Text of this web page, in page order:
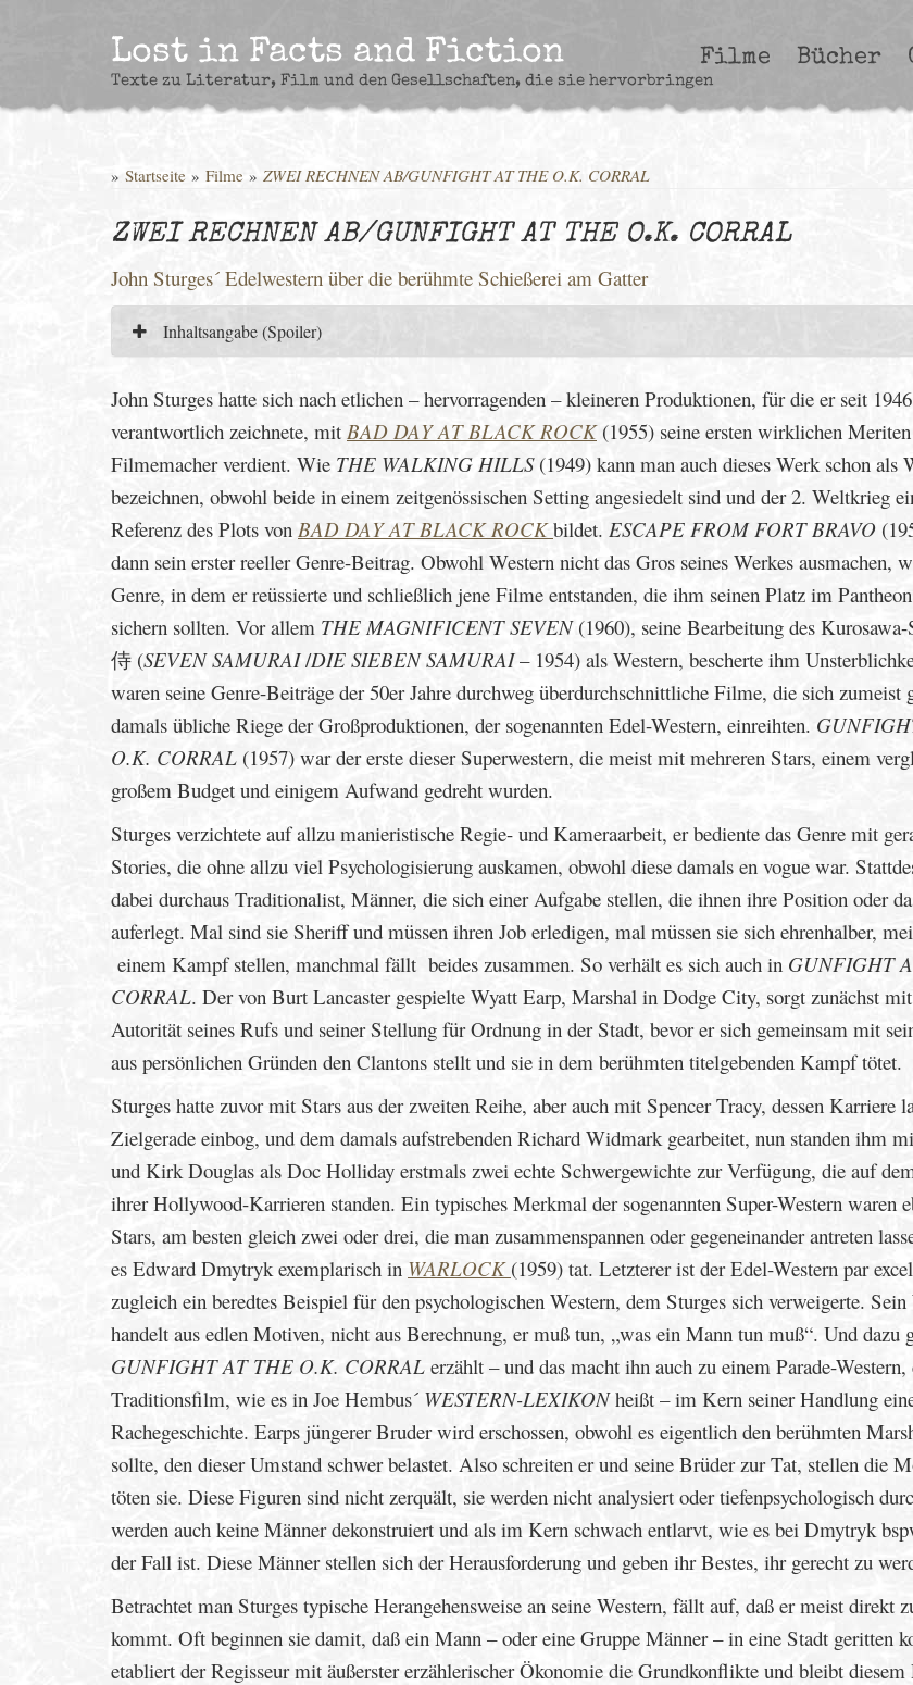
Lost in Facts and Fiction
Texte zu Literatur, Film und den Gesellschaften, die sie hervorbringen
Filme Bücher
» Startseite » Filme » ZWEI RECHNEN AB/GUNFIGHT AT THE O.K. CORRAL
ZWEI RECHNEN AB/GUNFIGHT AT THE O.K. CORRAL
John Sturges´ Edelwestern über die berühmte Schießerei am Gatter
Inhaltsangabe (Spoiler)
John Sturges hatte sich nach etlichen – hervorragenden – kleineren Produktionen, für die er seit
verantwortlich zeichnete, mit BAD DAY AT BLACK ROCK(1955) seine ersten wirklichen
Filmemacher verdient. Wie THE WALKING HILLS(1949) kann man auch dieses Werk schon als
bezeichnen, obwohl beide in einem zeitgenössischen Setting angesiedelt sind und der 2. Weltkrieg
Referenz des Plots von BAD DAY AT BLACK ROCKbildet. ESCAPE FROM FORT BRAVO
dann sein erster reeller Genre-Beitrag. Obwohl Western nicht das Gros seines Werkes ausmachen,
Genre, in dem er reüssierte und schließlich jene Filme entstanden, die ihm seinen Platz im
sichern sollten. Vor allem THE MAGNIFICENT SEVEN(1960), seine Bearbeitung des
侍 (SEVEN SAMURAI/DIE SIEBEN SAMURAI– 1954) als Western, bescherte ihm
waren seine Genre-Beiträge der 50er Jahre durchweg überdurchschnittliche Filme, die sich zumeist
damals übliche Riege der Großproduktionen, der sogenannten Edel-Western, einreihten.
O.K. CORRAL (1957) war der erste dieser Superwestern, die meist mit mehreren Stars, einem
großem Budget und einigem Aufwand gedreht wurden.
Sturges verzichtete auf allzu manieristische Regie- und Kameraarbeit, er bediente das Genre mit
Stories, die ohne allzu viel Psychologisierung auskamen, obwohl diese damals en vogue war.
dabei durchaus Traditionalist, Männer, die sich einer Aufgabe stellen, die ihnen ihre Position oder
auferlegt. Mal sind sie Sheriff und müssen ihren Job erledigen, mal müssen sie sich ehrenhalber,
einem Kampf stellen, manchmal fällt beides zusammen. So verhält es sich auch in GUNFIGHT
CORRAL. Der von Burt Lancaster gespielte Wyatt Earp, Marshal in Dodge City, sorgt zunächst
Autorität seines Rufs und seiner Stellung für Ordnung in der Stadt, bevor er sich gemeinsam mit
aus persönlichen Gründen den Clantons stellt und sie in dem berühmten titelgebenden Kampf tötet.
Sturges hatte zuvor mit Stars aus der zweiten Reihe, aber auch mit Spencer Tracy, dessen Karriere
Zielgerade einbog, und dem damals aufstrebenden Richard Widmark gearbeitet, nun standen ihm
und Kirk Douglas als Doc Holliday erstmals zwei echte Schwergewichte zur Verfügung, die auf
ihrer Hollywood-Karrieren standen. Ein typisches Merkmal der sogenannten Super-Western waren
Stars, am besten gleich zwei oder drei, die man zusammenspannen oder gegeneinander antreten
es Edward Dmytryk exemplarisch in WARLOCK (1959) tat. Letzterer ist der Edel-Western par
zugleich ein beredtes Beispiel für den psychologischen Western, dem Sturges sich verweigerte.
handelt aus edlen Motiven, nicht aus Berechnung, er muß tun, „was ein Mann tun muß“. Und dazu
GUNFIGHT AT THE O.K. CORRAL erzählt – und das macht ihn auch zu einem Parade-
Traditionsfilm, wie es in Joe Hembus´ WESTERN-LEXIKONheißt – im Kern seiner Handlung
Rachegeschichte. Earps jüngerer Bruder wird erschossen, obwohl es eigentlich den berühmten
sollte, den dieser Umstand schwer belastet. Also schreiten er und seine Brüder zur Tat, stellen die
töten sie. Diese Figuren sind nicht zerquält, sie werden nicht analysiert oder tiefenpsychologisch
werden auch keine Männer dekonstruiert und als im Kern schwach entlarvt, wie es bei Dmytryk
der Fall ist. Diese Männer stellen sich der Herausforderung und geben ihr Bestes, ihr gerecht zu
Betrachtet man Sturges typische Herangehensweise an seine Western, fällt auf, daß er meist direkt
kommt. Oft beginnen sie damit, daß ein Mann – oder eine Gruppe Männer – in eine Stadt geritten
etabliert der Regisseur mit äußerster erzählerischer Ökonomie die Grundkonflikte und bleibt